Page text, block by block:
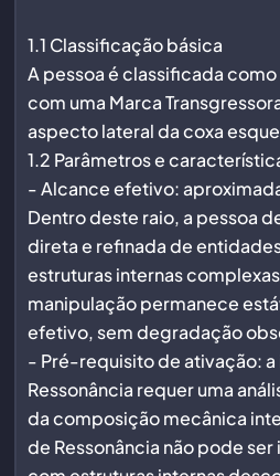
1.1 Classificação básica
A pessoa é classificada como
com uma Marca
aspecto lateral da coxa
1.2 Parâmetros e
- Alcance efetivo:
Dentro deste raio, a pessoa
direta e refinada de
estruturas internas
manipulação permanece
efetivo, sem degradação
- Pré-requisito de ativação:
Ressonância requer uma
da composição mecânica
de Ressonância não pode